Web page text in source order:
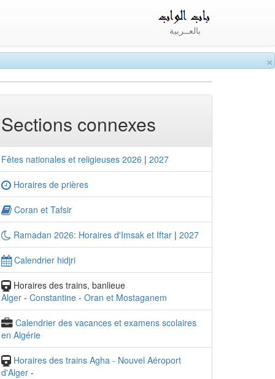
×
بالعــربية
Sections connexes
Fêtes nationales et religieuses 2026 | 2027
Horaires de prières
Coran et Tafsir
Ramadan 2026: Horaires d'Imsak et Iftar | 2027
Calendrier hidjri
Horaires des trains, banlieue
Alger - Constantine - Oran et Mostaganem
Calendrier des vacances et examens scolaires
en Algérie
Horaires des trains Agha - Nouvel Aéroport
d'Alger -